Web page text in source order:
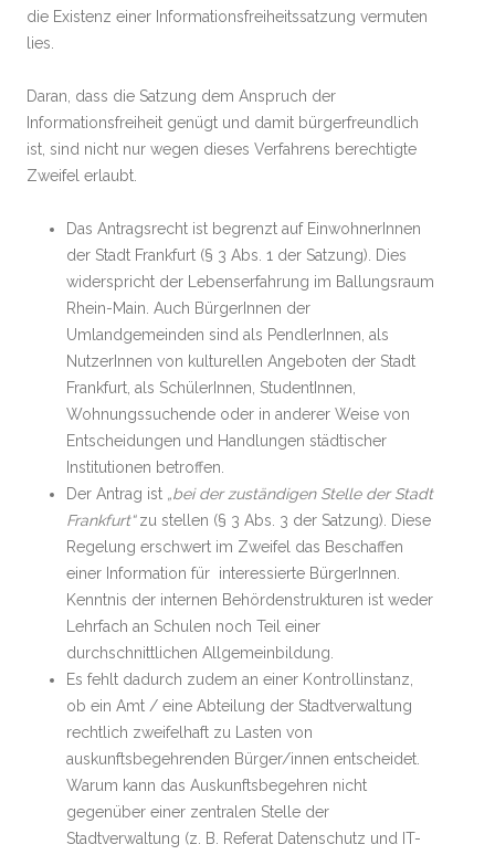
die Existenz einer Informationsfreiheitssatzung vermuten
lies.
Daran, dass die Satzung dem Anspruch der
Informationsfreiheit genügt und damit bürgerfreundlich
ist, sind nicht nur wegen dieses Verfahrens berechtigte
Zweifel erlaubt.
Das Antragsrecht ist begrenzt auf EinwohnerInnen
der Stadt Frankfurt (§ 3 Abs. 1 der Satzung). Dies
widerspricht der Lebenserfahrung im Ballungsraum
Rhein-Main. Auch BürgerInnen der
Umlandgemeinden sind als PendlerInnen, als
NutzerInnen von kulturellen Angeboten der Stadt
Frankfurt, als SchülerInnen, StudentInnen,
Wohnungssuchende oder in anderer Weise von
Entscheidungen und Handlungen städtischer
Institutionen betroffen.
Der Antrag ist „bei der zuständigen Stelle der Stadt
Frankfurt“zu stellen (§ 3 Abs. 3 der Satzung). Diese
Regelung erschwert im Zweifel das Beschaffen
einer Information für interessierte BürgerInnen.
Kenntnis der internen Behördenstrukturen ist weder
Lehrfach an Schulen noch Teil einer
durchschnittlichen Allgemeinbildung.
Es fehlt dadurch zudem an einer Kontrollinstanz,
ob ein Amt / eine Abteilung der Stadtverwaltung
rechtlich zweifelhaft zu Lasten von
auskunftsbegehrenden Bürger/innen entscheidet.
Warum kann das Auskunftsbegehren nicht
gegenüber einer zentralen Stelle der
Stadtverwaltung (z. B. Referat Datenschutz und IT-